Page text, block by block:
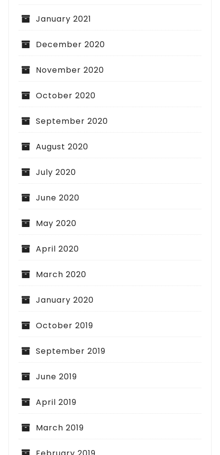
January 2021
December 2020
November 2020
October 2020
September 2020
August 2020
July 2020
June 2020
May 2020
April 2020
March 2020
January 2020
October 2019
September 2019
June 2019
April 2019
March 2019